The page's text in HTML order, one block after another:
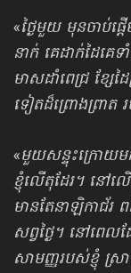
«ថ្ងៃមួយ មុនចាប់ផ្
នាក់ គេដាក់ដៃគេ
មាសដាំពេជ្រ ខ្សែ
ទៀតដ៏ព្រោងព្រាត
«មួយសន្ទុះក្រោយម
ខ្ញុំលើតុដែរ។ នៅលើ
មានតែនាឡិកាជ័
សព្វថ្ងៃ។ នៅពេ
សាមញ្ញរបស់ខ្ញុំ ស្